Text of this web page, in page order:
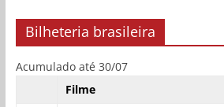
Bilheteria brasileira
Acumulado até 30/07
Filme